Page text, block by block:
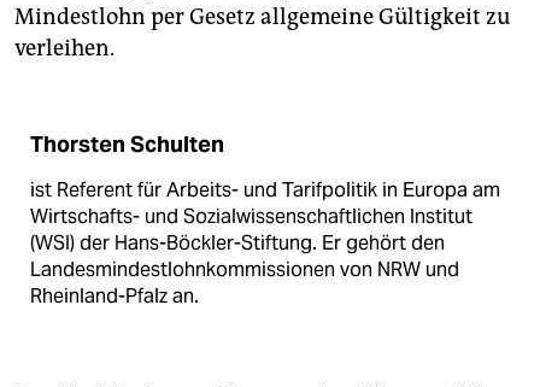
Mindestlohn per Gesetz allgemeine Gültigkeit zu
verleihen.
Thorsten Schulten
ist Referent für Arbeits- und Tarifpolitik in Europa am
Wirtschafts- und Sozialwissenschaftlichen Institut
(WSI) der Hans-Böckler-Stiftung. Er gehört den
Landesmindestlohnkommissionen von NRW und
Rheinland-Pfalz an.